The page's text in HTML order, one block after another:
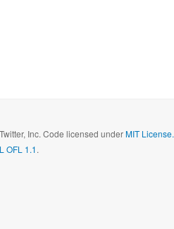
Inc. Code licensed underMIT License.
OFL 1.1.